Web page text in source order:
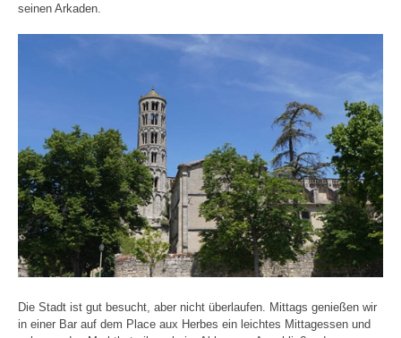
seinen Arkaden.
Die Stadt ist gut besucht, aber nicht überlaufen. Mittags genießen wir
in einer Bar auf dem Place aux Herbes ein leichtes Mittagessen und